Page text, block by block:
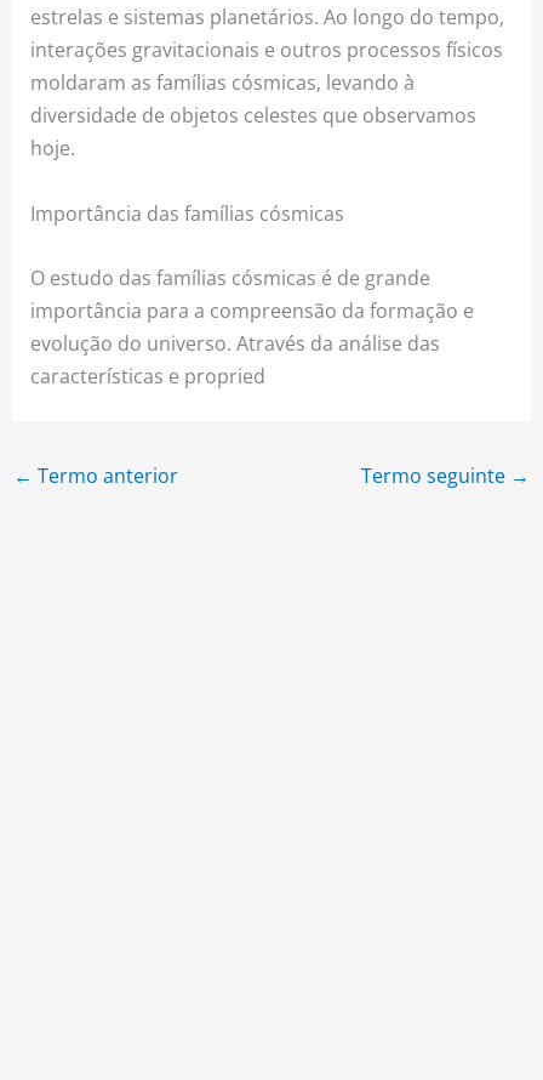
estrelas e sistemas planetários. Ao longo do tempo,
interações gravitacionais e outros processos físicos
moldaram as famílias cósmicas, levando à
diversidade de objetos celestes que observamos
hoje.
Importância das famílias cósmicas
O estudo das famílias cósmicas é de grande
importância para a compreensão da formação e
evolução do universo. Através da análise das
características e propried
← Termo anterior Termo seguinte →